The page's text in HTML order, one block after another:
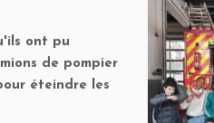
ont pu
de pompier
éteindre les